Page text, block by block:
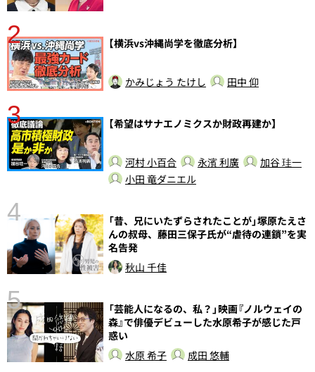
2 【横浜vs沖縄尚学を徹底分析】
かみじょう たけし 田中 仰
3 【希望はサナエノミクスか財政再建か】
河村 小百合 永濱 利廣
加谷 珪一
小田 竜ダニエル
4
「昔、兄にいたずらされたことが」塚原たえさ
んの叔母、藤田三保子氏が“虐待の連鎖”を実
名告発
秋山 千佳
5
「芸能人になるの、私？」映画『ノルウェイの
森』で俳優デビューした水原希子が感じた戸
惑い
水原 希子
成田 悠輔